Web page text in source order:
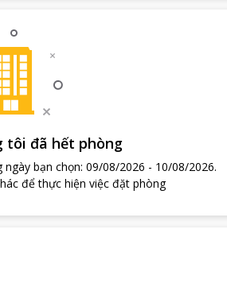
tôi đã hết phòng
bạn chọn: 09/08/2026 - 10/08/2026.
để thực hiện việc đặt phòng